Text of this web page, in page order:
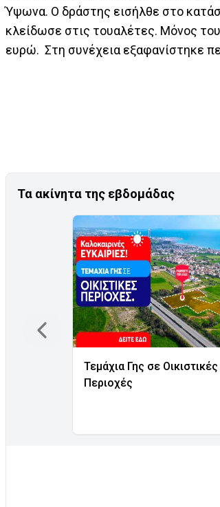
Ύψωνα. Ο δράστης εισήλθε στο
κλείδωσε στις τουαλέτες. Μόνος
ευρώ. Στη συνέχεια εξαφανίστηκε
Τα ακίνητα της εβδομάδας
Τεμάχια Γης σε Οικιστικές
Περιοχές